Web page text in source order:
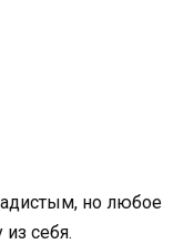
но любое
себя.